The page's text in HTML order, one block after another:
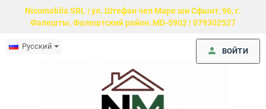
Nicomobila SRL | ул. Штефан чел Маре ши Сфынт, 96, г.
Фалешты, Фалештский район, MD-5902 | 079302527
Русский person ВОЙТИ